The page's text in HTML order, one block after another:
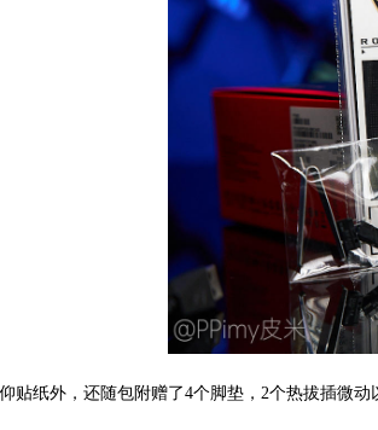
贴纸外，还随包附赠了4个脚垫，2个热拔插微